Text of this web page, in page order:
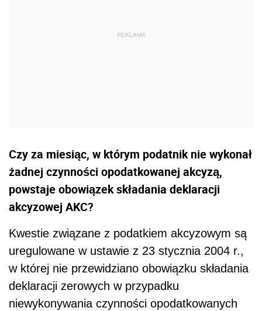
Czy za miesiąc, w którym podatnik nie wykonał
żadnej czynności opodatkowanej akcyzą,
powstaje obowiązek składania deklaracji
akcyzowej AKC?
Kwestie związane z podatkiem akcyzowym są
uregulowane w ustawie z 23 stycznia 2004 r.,
w której nie przewidziano obowiązku składania
deklaracji zerowych w przypadku
niewykonywania czynności opodatkowanych